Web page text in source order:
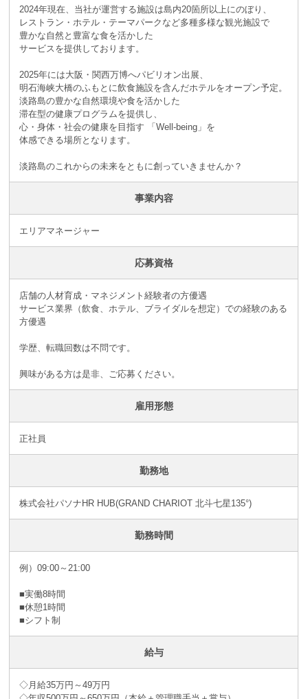
2024年現在、当社が運営する施設は島内20箇所以上にのぼり、
レストラン・ホテル・テーマパークなど多種多様な観光施設で
豊かな自然と豊富な食を活かした
サービスを提供しております。
2025年には大阪・関西万博へパビリオン出展、
明石海峡大橋のふもとに飲食施設を含んだホテルをオープン予定。
淡路島の豊かな自然環境や食を活かした
滞在型の健康プログラムを提供し、
心・身体・社会の健康を目指す 「Well-being」を
体感できる場所となります。
淡路島のこれからの未来をともに創っていきませんか？
事業内容
エリアマネージャー
応募資格
店舗の人材育成・マネジメント経験者の方優遇
サービス業界（飲食、ホテル、ブライダルを想定）での経験のある
方優遇
学歴、転職回数は不問です。
興味がある方は是非、ご応募ください。
雇用形態
正社員
勤務地
株式会社パソナHR HUB(GRAND CHARIOT 北斗七星135°)
勤務時間
例）09:00～21:00
■実働8時間
■休憩1時間
■シフト制
給与
◇月給35万円～49万円